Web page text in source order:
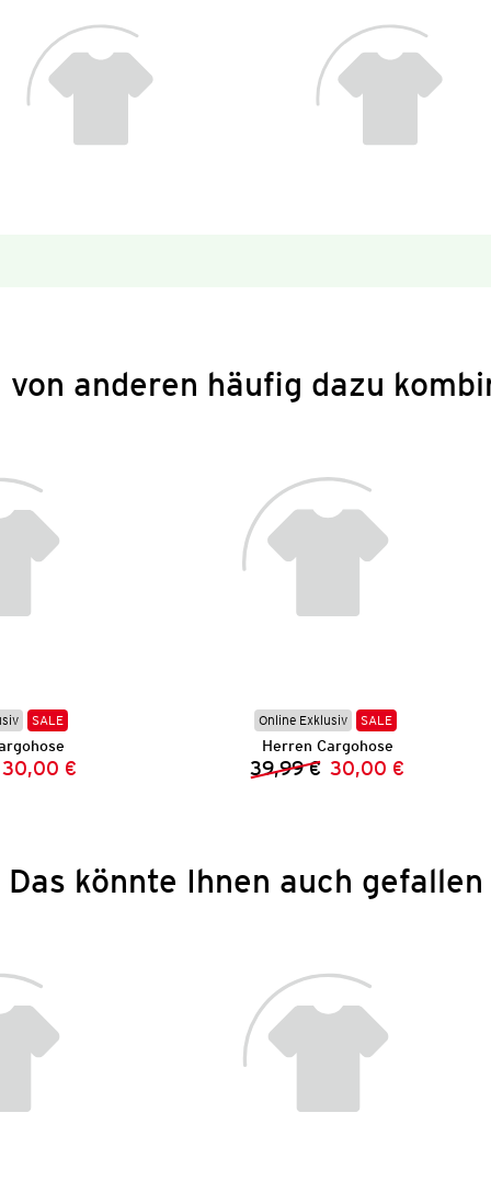
von anderen häufig dazu
SALE
Preis:
Preis:
30,00 €
Online Exklusiv SALE
Herren Cargohose
Vorheriger Preis:
39,99 € Neuer Preis:
30,00 €
Das könnte Ihnen auch gefallen